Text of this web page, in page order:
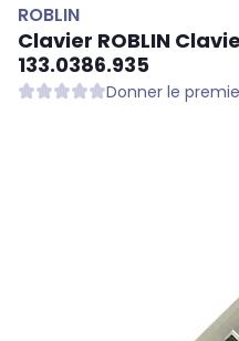
ROBLIN
Clavier ROBLIN
133.0386.935
Donner le